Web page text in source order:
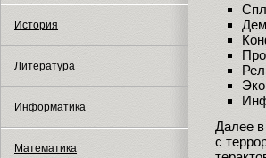
История
Литература
Информатика
Математика
Далее
с